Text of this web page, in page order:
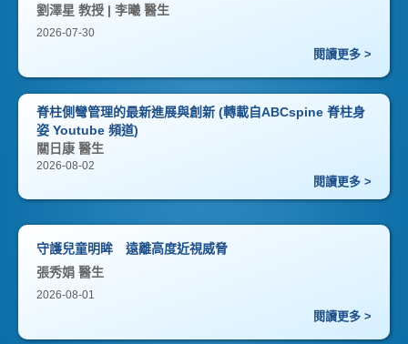
劉澤星 教授 | 李曦 醫生
2026-07-30
閱讀更多 >
脊柱側彎管理的最新進展與創新 (轉載自ABCspine 脊柱身
姿 Youtube 頻道)
關日康 醫生
2026-08-02
閱讀更多 >
守護兒童明眸 遠離高度近視威脅
張秀娟 醫生
2026-08-01
閱讀更多 >